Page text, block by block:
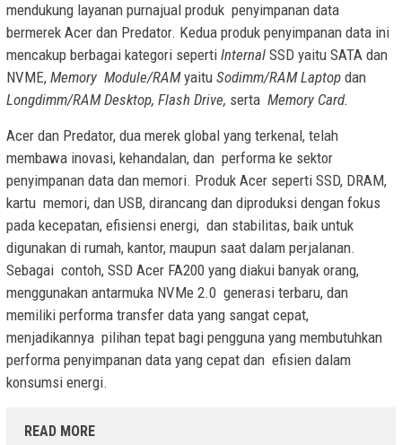
mendukung layanan purnajual produk penyimpanan data
bermerek Acer dan Predator. Kedua produk penyimpanan data ini
mencakup berbagai kategori seperti Internal SSD yaitu SATA dan
NVME, Memory Module/RAMyaitu Sodimm/RAM Laptop dan
Longdimm/RAM Desktop, Flash Drive, serta Memory Card.
Acer dan Predator, dua merek global yang terkenal, telah
membawa inovasi, kehandalan, dan performa ke sektor
penyimpanan data dan memori. Produk Acer seperti SSD, DRAM,
kartu memori, dan USB, dirancang dan diproduksi dengan fokus
pada kecepatan, efisiensi energi, dan stabilitas, baik untuk
digunakan di rumah, kantor, maupun saat dalam perjalanan.
Sebagai contoh, SSD Acer FA200 yang diakui banyak orang,
menggunakan antarmuka NVMe 2.0 generasi terbaru, dan
memiliki performa transfer data yang sangat cepat,
menjadikannya pilihan tepat bagi pengguna yang membutuhkan
performa penyimpanan data yang cepat dan efisien dalam
konsumsi energi.
READ MORE